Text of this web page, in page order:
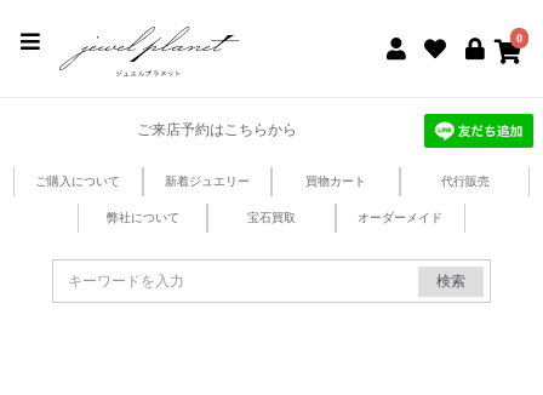
0
ご来店予約はこちらから
ご購入について 新着ジュエリー 買物カート 代行販売
弊社について 宝石買取 オーダーメイド
検索